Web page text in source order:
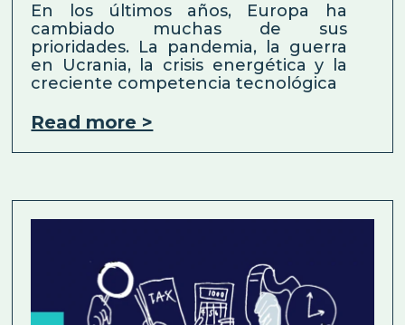
En los últimos años, Europa ha
cambiado muchas de sus
prioridades. La pandemia, la guerra
en Ucrania, la crisis energética y la
creciente competencia tecnológica
Read more >